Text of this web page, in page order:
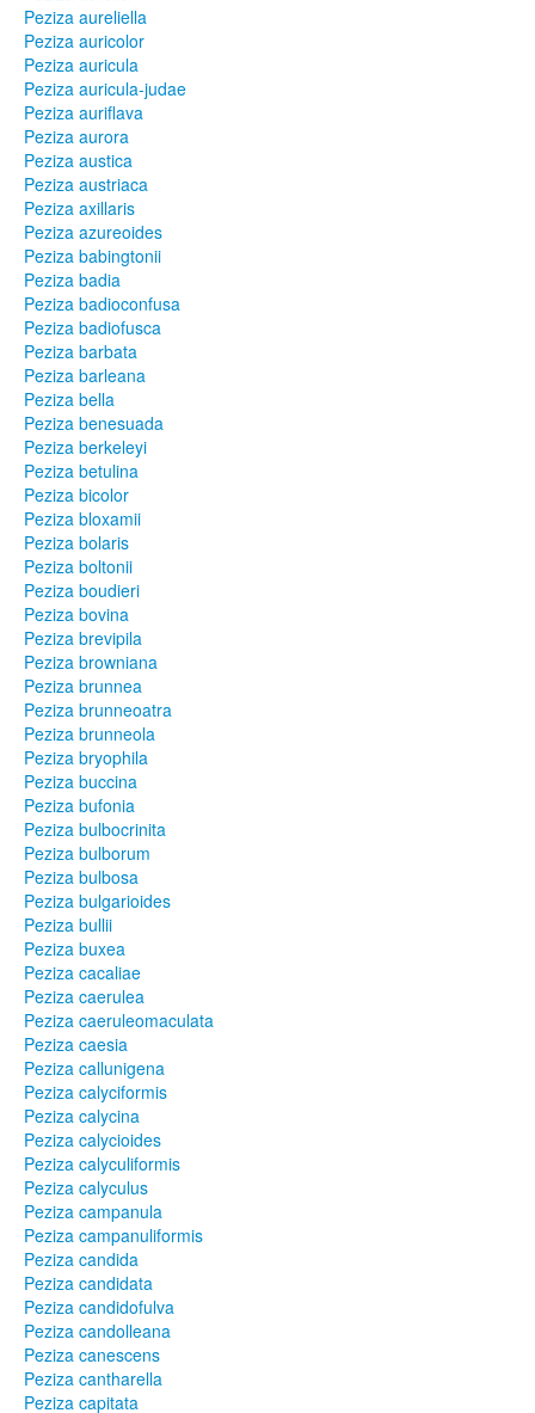
Peziza aureliella
Peziza auricolor
Peziza auricula
Peziza auricula-judae
Peziza auriflava
Peziza aurora
Peziza austica
Peziza austriaca
Peziza axillaris
Peziza azureoides
Peziza babingtonii
Peziza badia
Peziza badioconfusa
Peziza badiofusca
Peziza barbata
Peziza barleana
Peziza bella
Peziza benesuada
Peziza berkeleyi
Peziza betulina
Peziza bicolor
Peziza bloxamii
Peziza bolaris
Peziza boltonii
Peziza boudieri
Peziza bovina
Peziza brevipila
Peziza browniana
Peziza brunnea
Peziza brunneoatra
Peziza brunneola
Peziza bryophila
Peziza buccina
Peziza bufonia
Peziza bulbocrinita
Peziza bulborum
Peziza bulbosa
Peziza bulgarioides
Peziza bullii
Peziza buxea
Peziza cacaliae
Peziza caerulea
Peziza caeruleomaculata
Peziza caesia
Peziza callunigena
Peziza calyciformis
Peziza calycina
Peziza calycioides
Peziza calyculiformis
Peziza calyculus
Peziza campanula
Peziza campanuliformis
Peziza candida
Peziza candidata
Peziza candidofulva
Peziza candolleana
Peziza canescens
Peziza cantharella
Peziza capitata